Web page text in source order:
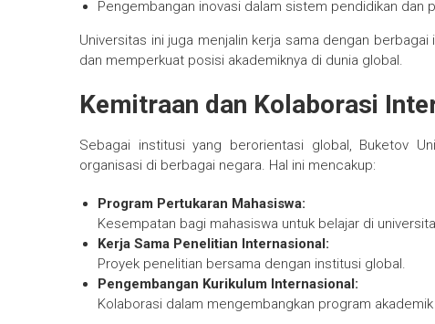
Pengembangan inovasi dalam sistem pendidikan dan
Universitas ini juga menjalin kerja sama dengan
dan memperkuat posisi akademiknya di dunia global.
Kemitraan dan Kolaborasi
Sebagai institusi yang berorientasi global, Buketov
organisasi di berbagai negara. Hal ini mencakup:
Program Pertukaran Mahasiswa:
Kesempatan bagi mahasiswa untuk belajar di
Kerja Sama Penelitian Internasional:
Proyek penelitian bersama dengan institusi global.
Pengembangan Kurikulum Internasional:
Kolaborasi dalam mengembangkan program